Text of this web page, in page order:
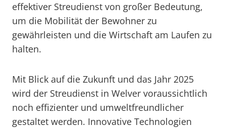
effektiver Streudienst von großer Bedeutung,
um die Mobilität der Bewohner zu
gewährleisten und die Wirtschaft am Laufen zu
halten.
Mit Blick auf die Zukunft und das Jahr 2025
wird der Streudienst in Welver voraussichtlich
noch effizienter und umweltfreundlicher
gestaltet werden. Innovative Technologien